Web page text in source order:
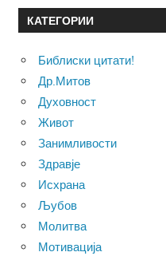
КАТЕГОРИИ
Библиски цитати!
Др.Митов
Духовност
Живот
Занимливости
Здравје
Исхрана
Љубов
Молитва
Мотивација